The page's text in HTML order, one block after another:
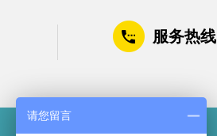
服务热线
请您留言